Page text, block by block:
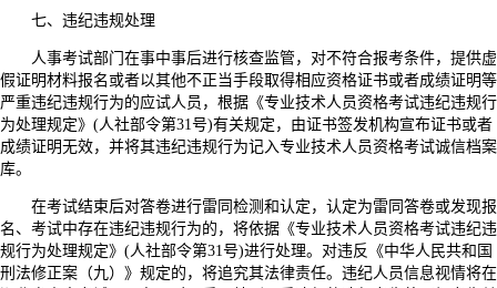
七、违纪违规处理
人事考试部门在事中事后进行核查监管，对不符合报考条件，提供虚
假证明材料报名或者以其他不正当手段取得相应资格证书或者成绩证明等
严重违纪违规行为的应试人员，根据《专业技术人员资格考试违纪违规行
为处理规定》(人社部令第31号)有关规定，由证书签发机构宣布证书或者
成绩证明无效，并将其违纪违规行为记入专业技术人员资格考试诚信档案
库。
在考试结束后对答卷进行雷同检测和认定，认定为雷同答卷或发现报
名、考试中存在违纪违规行为的，将依据《专业技术人员资格考试违纪违
规行为处理规定》(人社部令第31号)进行处理。对违反《中华人民共和国
刑法修正案（九）》规定的，将追究其法律责任。违纪人员信息视情将在